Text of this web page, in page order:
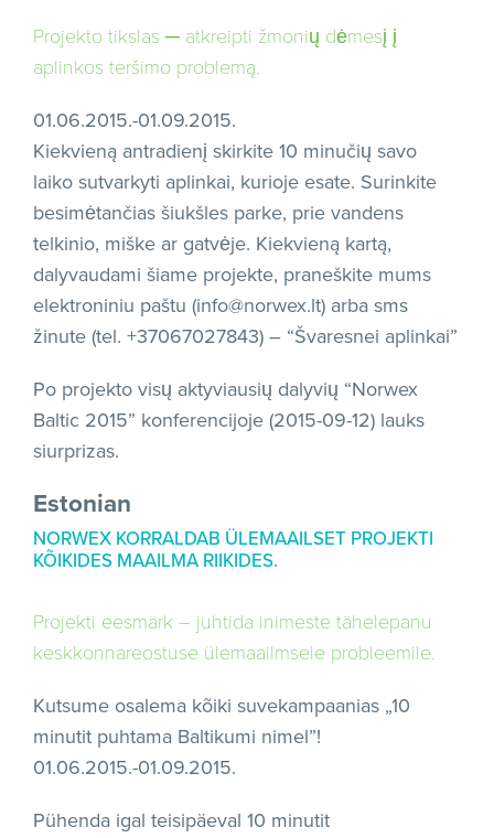
Projekto tikslas ─ atkreipti žmonių dėmesį į
aplinkos teršimo problemą.
01.06.2015.-01.09.2015.
Kiekvieną antradienį skirkite 10 minučių savo
laiko sutvarkyti aplinkai, kurioje esate. Surinkite
besimėtančias šiukšles parke, prie vandens
telkinio, miške ar gatvėje. Kiekvieną kartą,
dalyvaudami šiame projekte, praneškite mums
elektroniniu paštu (info@norwex.lt) arba sms
žinute (tel. +37067027843) – “Švaresnei aplinkai”
Po projekto visų aktyviausių dalyvių “Norwex
Baltic 2015” konferencijoje (2015-09-12) lauks
siurprizas.
Estonian
NORWEX KORRALDAB ÜLEMAAILSET PROJEKTI
KÕIKIDES MAAILMA RIIKIDES.
Projekti eesmärk – juhtida inimeste tähelepanu
keskkonnareostuse ülemaailmsele probleemile.
Kutsume osalema kõiki suvekampaanias „10
minutit puhtama Baltikumi nimel”!
01.06.2015.-01.09.2015.
Pühenda igal teisipäeval 10 minutit